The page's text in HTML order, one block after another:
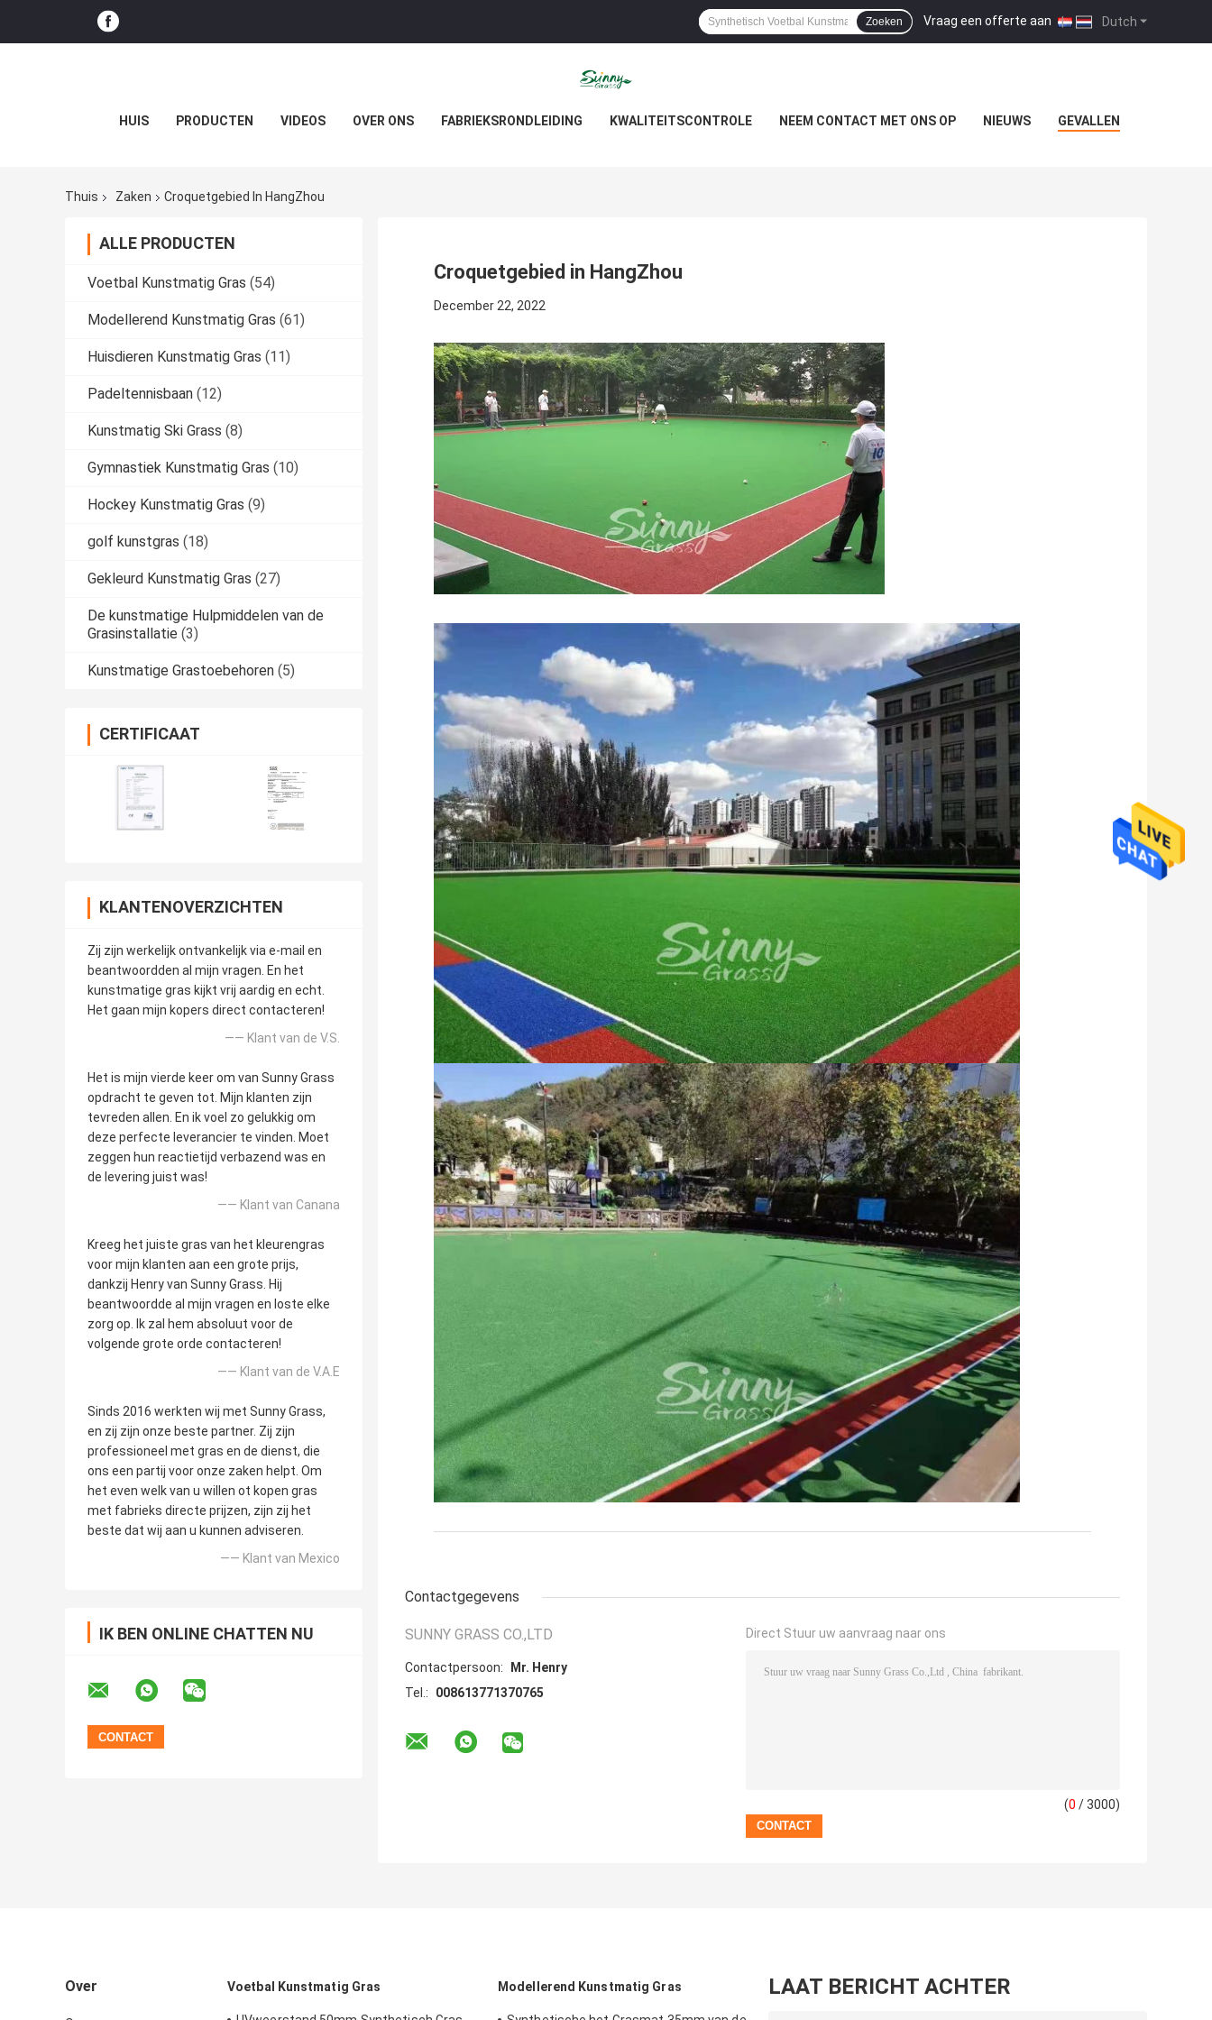
Dutch
Vraag een offerte aan |
Zoeken
HUIS PRODUCTEN VIDEOS OVER ONS FABRIEKSRONDLEIDING KWALITEITSCONTROLE NEEM CONTACT MET ONS OP NIEUWS GEVALLEN
Thuis Zaken Croquetgebied In HangZhou
ALLE PRODUCTEN
Voetbal Kunstmatig Gras (54)
Modellerend Kunstmatig Gras (61)
Huisdieren Kunstmatig Gras (11)
Padeltennisbaan (12)
Kunstmatig Ski Grass (8)
Gymnastiek Kunstmatig Gras (10)
Hockey Kunstmatig Gras (9)
golf kunstgras (18)
Gekleurd Kunstmatig Gras (27)
De kunstmatige Hulpmiddelen van de
Grasinstallatie (3)
Kunstmatige Grastoebehoren (5)
CERTIFICAAT
KLANTENOVERZICHTEN
Zij zijn werkelijk ontvankelijk via e-mail en
beantwoordden al mijn vragen. En het
kunstmatige gras kijkt vrij aardig en echt.
Het gaan mijn kopers direct contacteren!
—— Klant van de V.S.
Het is mijn vierde keer om van Sunny Grass
opdracht te geven tot. Mijn klanten zijn
tevreden allen. En ik voel zo gelukkig om
deze perfecte leverancier te vinden. Moet
zeggen hun reactietijd verbazend was en
de levering juist was!
—— Klant van Canana
Kreeg het juiste gras van het kleurengras
voor mijn klanten aan een grote prijs,
dankzij Henry van Sunny Grass. Hij
beantwoordde al mijn vragen en loste elke
zorg op. Ik zal hem absoluut voor de
volgende grote orde contacteren!
—— Klant van de V.A.E
Sinds 2016 werkten wij met Sunny Grass,
en zij zijn onze beste partner. Zij zijn
professioneel met gras en de dienst, die
ons een partij voor onze zaken helpt. Om
het even welk van u willen ot kopen gras
met fabrieks directe prijzen, zijn zij het
beste dat wij aan u kunnen adviseren.
—— Klant van Mexico
IK BEN ONLINE CHATTEN NU
Croquetgebied in HangZhou
December 22, 2022
Contactgegevens
SUNNY GRASS CO.,LTD
Contactpersoon:
Mr. Henry
Tel.:
008613771370765
Direct Stuur uw aanvraag naar ons
(0 / 3000)
Over Voetbal Kunstmatig Gras Modellerend Kunstmatig Gras LAAT BERICHT ACHTER